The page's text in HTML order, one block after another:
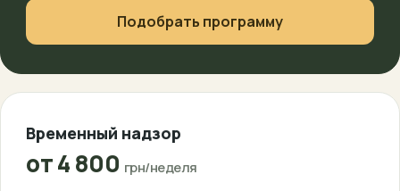
Подобрать программу
Временный надзор
от 4 800 грн/неделя